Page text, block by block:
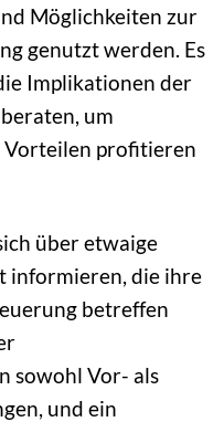
Möglichkeiten zur
genutzt werden. Es
Implikationen der
um
profitieren
über etwaige
informieren, die ihre
betreffen
sowohl Vor- als
und ein